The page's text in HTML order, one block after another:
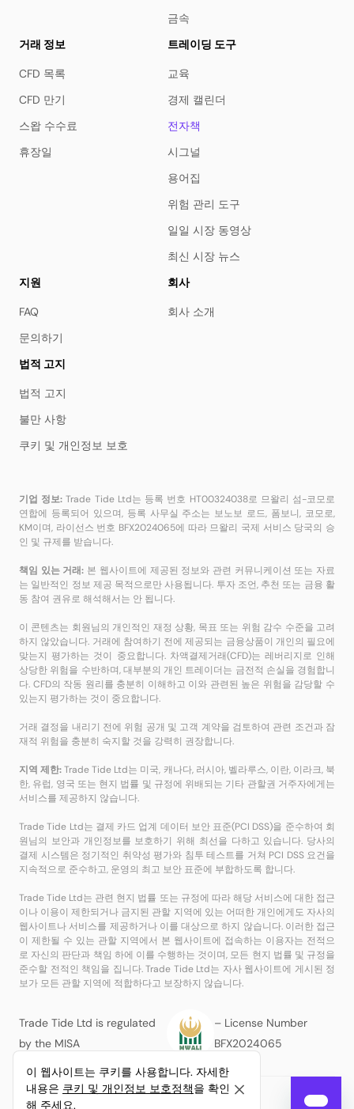
금속
거래 정보
CFD 목록
CFD 만기
스왑 수수료
휴장일
트레이딩 도구
교육
경제 캘린더
전자책
시그널
용어집
위험 관리 도구
일일 시장 동영상
최신 시장 뉴스
지원
FAQ
문의하기
회사
회사 소개
법적 고지
법적 고지
불만 사항
쿠키 및 개인정보 보호
기업 정보: Trade Tide Ltd는 등록 번호 HT00324038로 므왈리 섬-코모로
연합에 등록되어 있으며, 등록 사무실 주소는 보노보 로드, 폼보니, 코모로,
KM이며, 라이선스 번호 BFX2024065에 따라 므왈리 국제 서비스 당국의 승
인 및 규제를 받습니다.
책임 있는 거래: 본 웹사이트에 제공된 정보와 관련 커뮤니케이션 또는 자료
는 일반적인 정보 제공 목적으로만 사용됩니다. 투자 조언, 추천 또는 금융 활
동 참여 권유로 해석해서는 안 됩니다.
이 콘텐츠는 회원님의 개인적인 재정 상황, 목표 또는 위험 감수 수준을 고려
하지 않았습니다. 거래에 참여하기 전에 제공되는 금융상품이 개인의 필요에
맞는지 평가하는 것이 중요합니다. 차액결제거래(CFD)는 레버리지로 인해
상당한 위험을 수반하며, 대부분의 개인 트레이더는 금전적 손실을 경험합니
다. CFD의 작동 원리를 충분히 이해하고 이와 관련된 높은 위험을 감당할 수
있는지 평가하는 것이 중요합니다.
거래 결정을 내리기 전에 위험 공개 및 고객 계약을 검토하여 관련 조건과 잠
재적 위험을 충분히 숙지할 것을 강력히 권장합니다.
지역 제한:Trade Tide Ltd는 미국, 캐나다, 러시아, 벨라루스, 이란, 이라크, 북
한, 유럽, 영국 또는 현지 법률 및 규정에 위배되는 기타 관할권 거주자에게는
서비스를 제공하지 않습니다.
Trade Tide Ltd는 결제 카드 업계 데이터 보안 표준(PCI DSS)을 준수하여 회
원님의 보안과 개인정보를 보호하기 위해 최선을 다하고 있습니다. 당사의
결제 시스템은 정기적인 취약성 평가와 침투 테스트를 거쳐 PCI DSS 요건을
지속적으로 준수하고, 운영의 최고 보안 표준에 부합하도록 합니다.
Trade Tide Ltd는 관련 현지 법률 또는 규정에 따라 해당 서비스에 대한 접근
이나 이용이 제한되거나 금지된 관할 지역에 있는 어떠한 개인에게도 자사의
웹사이트나 서비스를 제공하거나 이를 대상으로 하지 않습니다. 이러한 접근
이 제한될 수 있는 관할 지역에서 본 웹사이트에 접속하는 이용자는 전적으
로 자신의 판단과 책임 하에 이를 수행하는 것이며, 모든 현지 법률 및 규정을
준수할 전적인 책임을 집니다. Trade Tide Ltd는 자사 웹사이트에 게시된 정
보가 모든 관할 지역에 적합하다고 보장하지 않습니다.
Trade Tide Ltd is regulated
by the MISA
– License Number
BFX2024065
© Copyright Trade Tide Ltd. All Rights Reserved.
이 웹사이트는 쿠키를 사용합니다. 자세한
내용은 쿠키 및 개인정보 보호정책을 확인
해 주세요.